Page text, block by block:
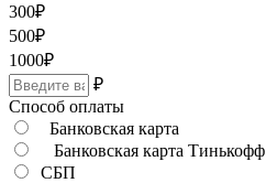
300₽
500₽
1000₽
₽
Способ оплаты
Банковская карта
Банковская карта Тинькофф
СБП